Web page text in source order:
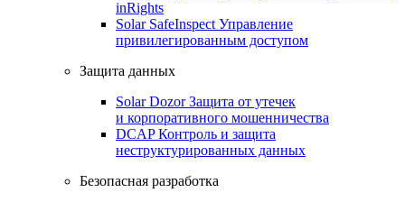
inRights
Solar SafeInspect Управление
привилегированным доступом
Защита данных
Solar DozorЗащита от утечек
и корпоративного мошенничества
DCAPКонтроль и защита
неструктурированных данных
Безопасная разработка